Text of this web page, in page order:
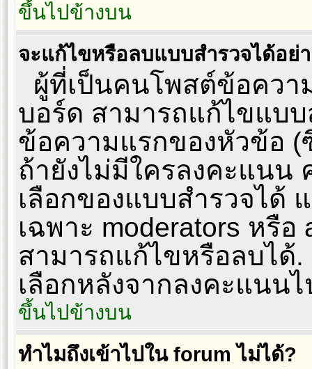
ขึ้นไปข้างบน
จะแก้ไขหรือลบแบบสำรวจได้อย่า
ผู้ที่เป็นคนโพสต์ข้อควา
บอร์ด สามารถแก้ไขแบ
ข้อความแรกของหัวข้อ
ถ้ายังไม่มีใครลงคะแน
เลือกของแบบสำรวจได้
เฉพาะ moderators หรื
สามารถแก้ไขหรือลบได้
เลือกหลังจากลงคะแนน
ขึ้นไปข้างบน
ทำไมถึงเข้าไปใน forum ไม่ได้?